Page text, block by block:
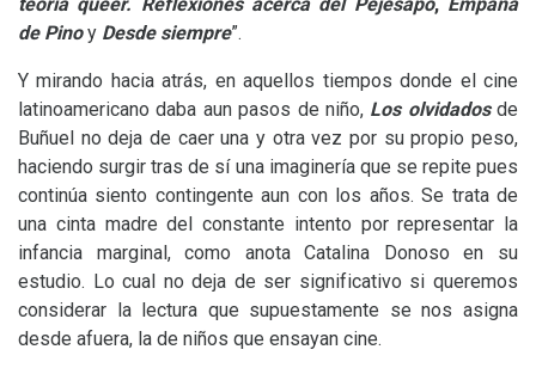
de Pinoy Desde siempre”.
Y mirando hacia atrás, en aquellos tiempos donde el cine
latinoamericano daba aun pasos de niño, Los olvidadosde
Buñuel no deja de caer una y otra vez por su propio peso,
haciendo surgir tras de sí una imaginería que se repite pues
continúa siento contingente aun con los años. Se trata de
una cinta madre del constante intento por representar la
infancia marginal, como anota Catalina Donoso en su
estudio. Lo cual no deja de ser significativo si queremos
considerar la lectura que supuestamente se nos asigna
desde afuera, la de niños que ensayan cine.